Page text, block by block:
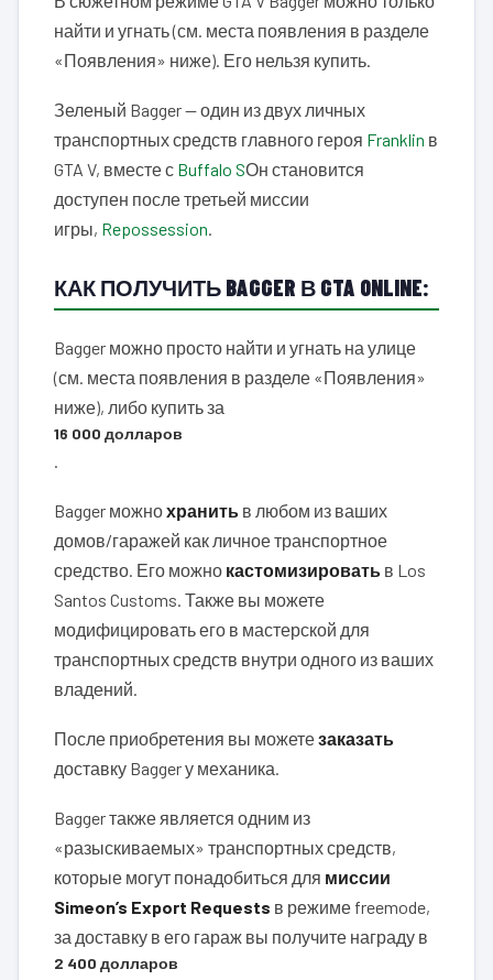
найти и угнать (см. места появления в разделе
«Появления» ниже). Его нельзя купить.
Зеленый Bagger — один из двух личных
транспортных средств главного героя Franklin в
GTA V, вместе с Buffalo SОн становится
доступен после третьей миссии
игры, Repossession.
КАК ПОЛУЧИТЬ BAGGER В GTA ONLINE:
Bagger можно просто найти и угнать на улице
(см. места появления в разделе «Появления»
ниже), либо купить за
16 000 долларов
.
Bagger можнохранить в любом из ваших
домов/гаражей как личное транспортное
средство. Его можно кастомизировать в Los
Santos Customs. Также вы можете
модифицировать его в мастерской для
транспортных средств внутри одного из ваших
владений.
После приобретения вы можетезаказать
доставку Bagger у механика.
Bagger также является одним из
«разыскиваемых» транспортных средств,
которые могут понадобиться для миссии
Simeon’s Export Requests в режиме freemode,
за доставку в его гараж вы получите награду в
2 400 долларов